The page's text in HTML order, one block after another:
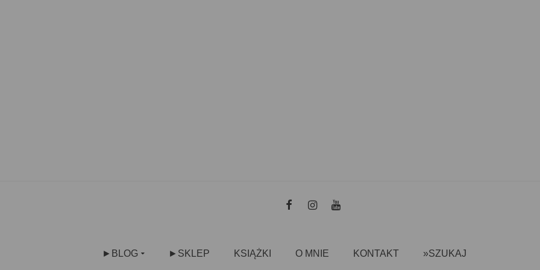
►BLOG ►SKLEP KSIĄŻKI O MNIE KONTAKT »SZUKAJ